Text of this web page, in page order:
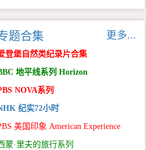
题合集 更多...
登堡自然类纪录片合集
地平线系列 Horizon
NOVA系列
纪实72小时
美国印象 American Experience
蒙·里夫的旅行系列